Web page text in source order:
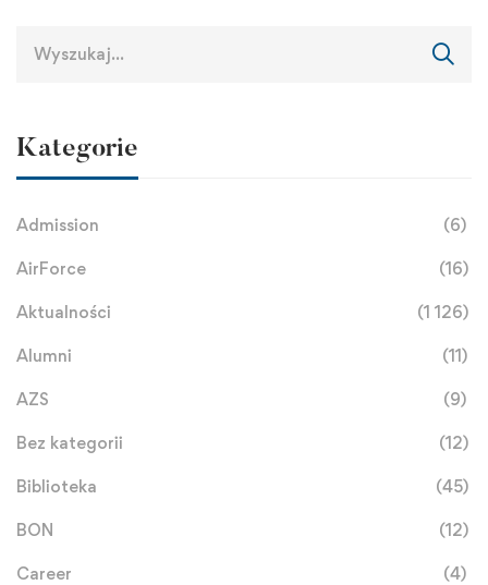
Kategorie
Admission (6)
AirForce (16)
Aktualności (1 126)
Alumni (11)
AZS (9)
Bez kategorii (12)
Biblioteka (45)
BON (12)
Career (4)